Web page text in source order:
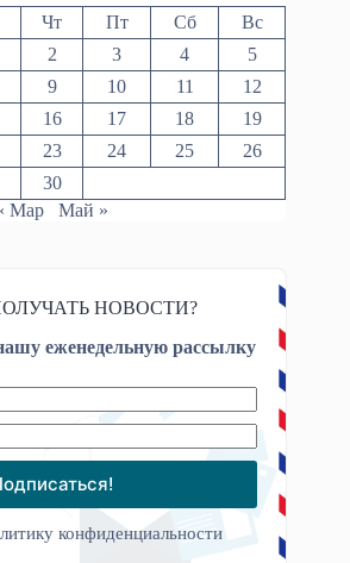
Чт Пт Сб
Вс
2 3 4
5
9 10 11
12
16 17 18
19
23 24 25
26
30
Мар
Май »
НОВОСТИ?
еженедельную рассылку
конфиденциальности